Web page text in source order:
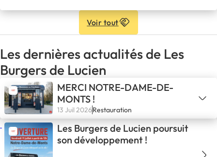
Voir tout
Les dernières actualités de Les
Burgers de Lucien
MERCI NOTRE-DAME-DE-
MONTS !
13 Juil 2026Restauration
Les Burgers de Lucien poursuit
son développement !